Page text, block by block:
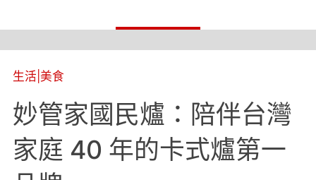
生活 美食
妙管家國民爐：陪伴台灣
家庭 40 年的卡式爐第一